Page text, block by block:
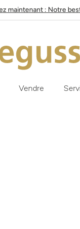
maintenant : Notre
Vendre